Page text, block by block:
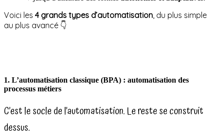
Voici les 4 grands types d’automatisation, du plus simple
au plus avancé 👇
1. L’automatisation classique (BPA) : automatisation des
processus métiers
C’est le socle de l’automatisation. Le reste se construit
dessus.